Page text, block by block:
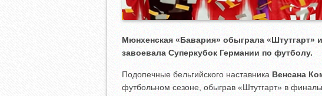
Мюнхенская «Бавария» обыграла «Штутгарт»
завоевала Суперкубок Германии по футболу.
Подопечные бельгийского наставника Венсана
футбольном сезоне, обыграв «Штутгарт» в